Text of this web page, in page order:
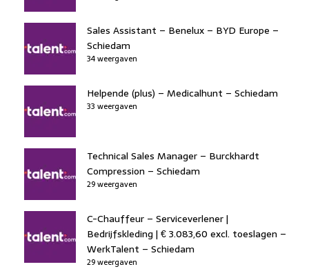
Sales Assistant – Benelux – BYD Europe –
Schiedam
34 weergaven
Helpende (plus) – Medicalhunt – Schiedam
33 weergaven
Technical Sales Manager – Burckhardt
Compression – Schiedam
29 weergaven
C-Chauffeur – Serviceverlener |
Bedrijfskleding | € 3.083,60 excl. toeslagen –
WerkTalent – Schiedam
29 weergaven